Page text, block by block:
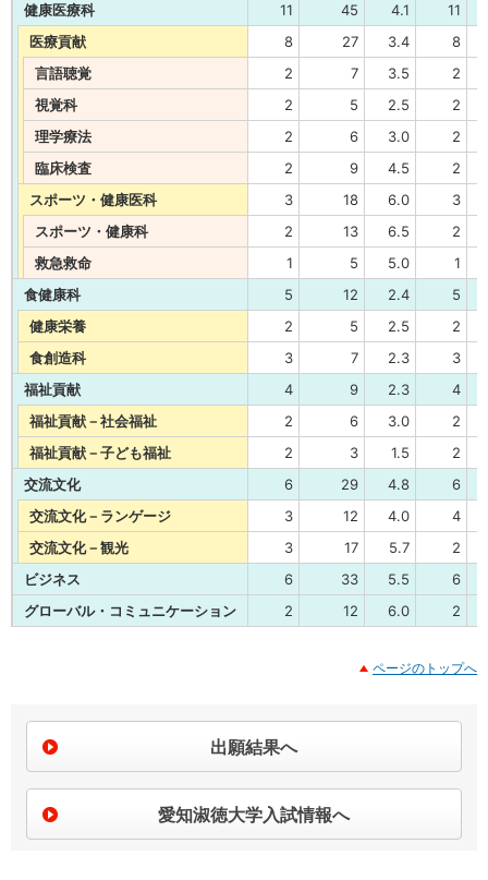
健康医療科
11 45 4.1
11
医療貢献
8 27 3.4
8
言語聴覚
2 7 3.5
2
視覚科
2 5 2.5
2
理学療法
2 6 3.0
2
臨床検査
2 9 4.5
2
スポーツ・健康医科
3 18 6.0
3
スポーツ・健康科
2 13 6.5
2
救急救命
1 5 5.0
1
食健康科
5 12 2.4
5
健康栄養
2 5 2.5
2
食創造科
3 7 2.3
3
福祉貢献
4 9 2.3
4
福祉貢献－社会福祉
2 6 3.0
2
福祉貢献－子ども福祉
2 3 1.5
2
交流文化
6 29 4.8
6
交流文化－ランゲージ
3 12 4.0
4
交流文化－観光
3 17 5.7
2
ビジネス
6 33 5.5
6
グローバル・コミュニケーション
2 12 6.0 2
ページのトップへ
出願結果へ
愛知淑徳大学入試情報へ